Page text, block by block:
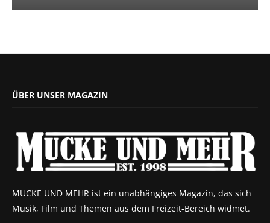
ÜBER UNSER MAGAZIN
MUCKE UND MEHR ist ein unabhängiges Magazin, das sich
Musik, Film und Themen aus dem Freizeit-Bereich widmet.